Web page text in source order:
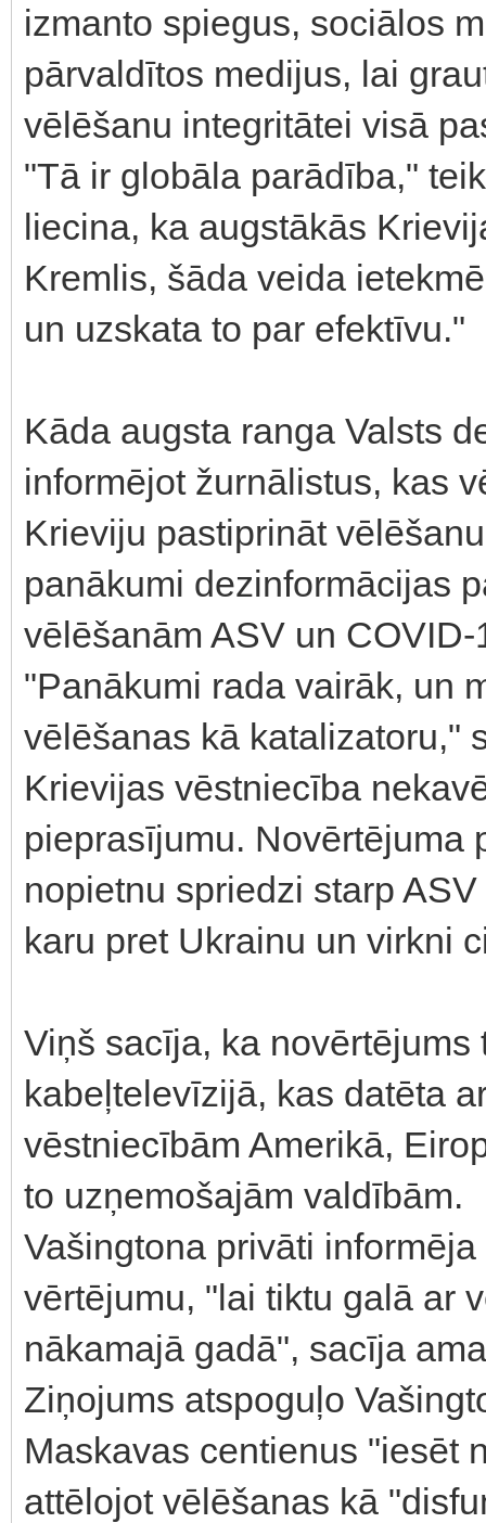
izmanto spiegus, sociālos
pārvaldītos medijus, lai
vēlēšanu integritātei visā
"Tā ir globāla parādība,"
liecina, ka augstākās
Kremlis, šāda veida
un uzskata to par efektīvu."
Kāda augsta ranga Valsts
informējot žurnālistus, kas
Krieviju pastiprināt
panākumi dezinformācijas
vēlēšanām ASV un
"Panākumi rada vairāk, un
vēlēšanas kā katalizatoru,"
Krievijas vēstniecība
pieprasījumu. Novērtējuma
nopietnu spriedzi starp
karu pret Ukrainu un virkni
Viņš sacīja, ka
kabeļtelevīzijā, kas datēta
vēstniecībām Amerikā,
to uzņemošajām valdībām.
Vašingtona privāti
vērtējumu, "lai tiktu galā ar
nākamajā gadā", sacīja
Ziņojums atspoguļo
Maskavas centienus "iesēt
attēlojot vēlēšanas kā